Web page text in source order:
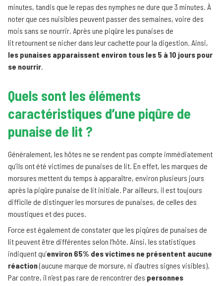
minutes, tandis que le repas des nymphes ne dure que 3 minutes. À
noter que ces nuisibles peuvent passer des semaines, voire des
mois sans se nourrir. Après une piqûre les punaises de
lit retournent se nicher dans leur cachette pour la digestion. Ainsi,
les punaises apparaissent environ tous les 5 à 10 jours pour
se nourrir.
Quels sont les éléments
caractéristiques d’une piqûre de
punaise de lit ?
Généralement, les hôtes ne se rendent pas compte immédiatement
qu’ils ont été victimes de punaises de lit. En effet, les marques de
morsures mettent du temps à apparaître, environ plusieurs jours
après la piqûre punaise de lit initiale. Par ailleurs, il est toujours
difficile de distinguer les morsures de punaises, de celles des
moustiques et des puces.
Force est également de constater que les piqûres de punaises de
lit peuvent être différentes selon l’hôte. Ainsi, les statistiques
indiquent qu’environ 65% des victimes ne présentent aucune
réaction(aucune marque de morsure, ni d’autres signes visibles).
Par contre, il n’est pas rare de rencontrer des personnes